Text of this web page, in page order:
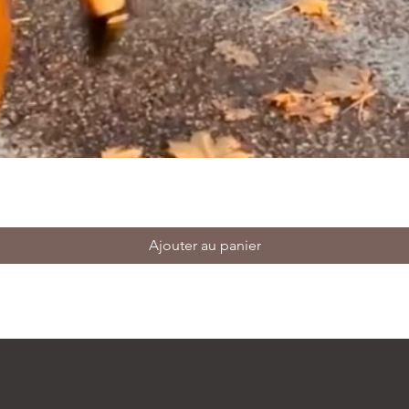
Ajouter au panier